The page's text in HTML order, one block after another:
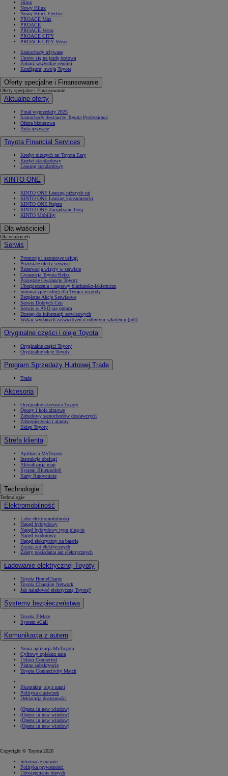
Hilux
Nowy Hilux
Nowy Hilux Electric
PROACE Max
PROACE
PROACE Verso
PROACE CITY
PROACE CITY Verso
Samochody używane
Umów się na jazdę testową
Zobacz wszystkie cenniki
Konfiguruj swoją Toyotę
Oferty specjalne i Finansowanie
Oferty specjalne i Finansowanie
Aktualne oferty
Finał wyprzedaży 2025
Samochody dostawcze Toyota Professional
Oferta biznesowa
Auta używane
Toyota Financial Services
Kredyt niższych rat Toyota Easy
Kredyt standardowy
Leasing standardowy
KINTO ONE
KINTO ONE Leasing niższych rat
KINTO ONE Leasing konsumencki
KINTO ONE Najem
KINTO ONE Zarządzanie flotą
KINTO Mobility
Dla właścicieli
Dla właścicieli
Serwis
Promocje i sezonowe usługi
Pozostałe oferty serwisu
Rezerwacja wizyty w serwisie
Gwarancja Toyota Relax
Pozostałe Gwarancje Toyoty
Ubezpieczenia i naprawy blacharsko-lakiernicze
Innowacyjne usługi dla Twojej wygody
Bezpłatne Akcje Serwisowe
Serwis Dobrych Cen
Serwis w ASO się opłaca
Dostęp do informacji serwisowych
Wykaz wydanych zaświadczeń o odbytym szkoleniu (pdf)
Oryginalne części i oleje Toyota
Oryginalne części Toyoty
Oryginalne oleje Toyoty
Program Sprzedaży Hurtowej Trade
Trade
Akcesoria
Oryginalne akcesoria Toyoty
Opony i koła zimowe
Zabudowy samochodów dostawczych
Zabezpieczenia i alarmy
Sklep Toyoty
Strefa klienta
Aplikacja MyToyota
Instrukcje obsługi
Aktualizacja map
System Bluetooth®
Karty Ratownicze
Technologie
Technologie
Elektromobilność
Lider elektromobilności
Napęd hybrydowy
Napęd hybrydowy typu plug-in
Napęd wodorowy
Napęd elektryczny na baterię
Zasięg aut elektrycznych
Zalety posiadania aut elektrycznych
Ładowanie elektrycznej Toyoty
Toyota HomeCharge
Toyota Charging Network
Jak naładować elektryczną Toyotę?
Systemy bezpieczeństwa
Toyota T-Mate
System eCall
Komunikacja z autem
Nowa aplikacja MyToyota
Cyfrowy opiekun auta
Usługi Connected
Płatne subskrypcje
Toyota Connectivity Match
Skontaktuj się z nami
Polityka ciasteczek
Deklaracja dostępności
(Opens in new window)
(Opens in new window)
(Opens in new window)
(Opens in new window)
Copyright © Toyota 2026
Informacje prawne
Polityka prywatności
Udostępnianie danych